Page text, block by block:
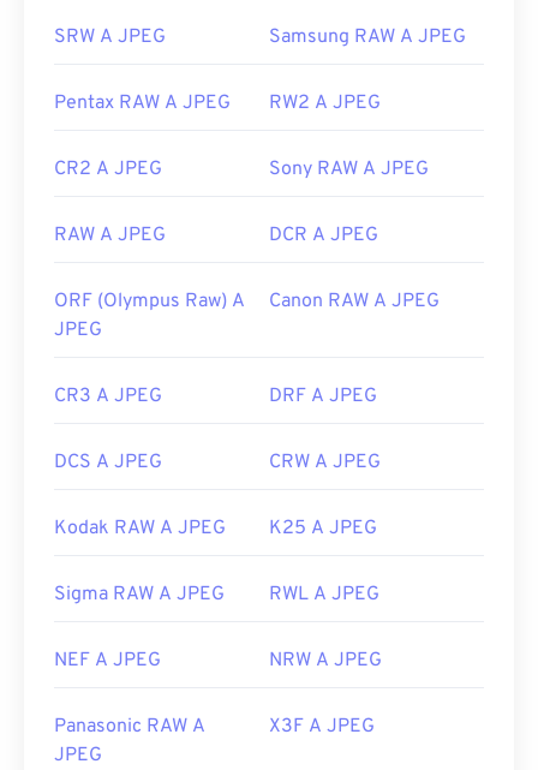
https://www.lifewire.com/psd-file-2622194
Sviluppato da:
Joint Photographic Experts Group
Link utili:
SRW A JPEG Samsung RAW A JPEG
Pentax RAW A JPEG RW2 A JPEG
CR2 A JPEG Sony RAW A JPEG
RAW A JPEG DCR A JPEG
ORF (Olympus Raw) A
JPEG
Canon RAW A JPEG
CR3 A JPEG DRF A JPEG
DCS A JPEG CRW A JPEG
Kodak RAW A JPEG K25 A JPEG
Sigma RAW A JPEG RWL A JPEG
NEF A JPEG NRW A JPEG
Panasonic RAW A
JPEG
X3F A JPEG